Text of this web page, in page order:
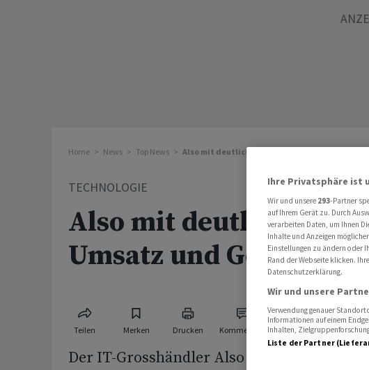
Home News Top News Also mit deutlich weniger Umsatz und Gewinn
TECHNOLOGIE
Also mit deutlich
Umsatz und Gewinn
Teilen Merken Drucken Kommentare
Der IT-Grosshändler Also hat im
Ihre Privatsphäre ist
Wir und unsere 293-Partner
auf Ihrem Gerät zu. Durch
verarbeiten Daten, um Ihnen
Inhalte und Anzeigen
Einstellungen zu ändern oder
Rand der Webseite klicken.
Datenschutzerklärung.
Wir und unsere
Verwendung genauer
Informationen auf einem
Inhalten,
Liste der Partner